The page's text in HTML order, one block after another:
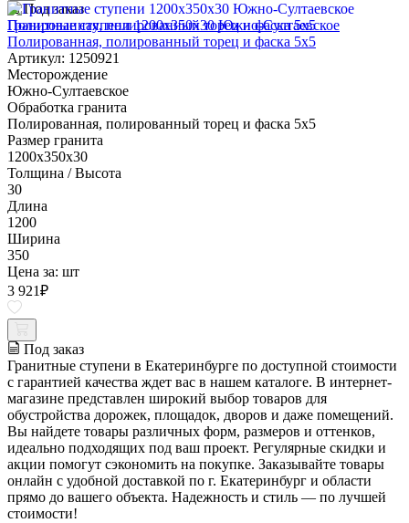
Под заказ
Гранитные ступени 1200x350x30 Южно-Султаевское
Полированная, полированный торец и фаска 5x5
Артикул: 1250921
Месторождение
Южно-Султаевское
Обработка гранита
Полированная, полированный торец и фаска 5x5
Размер гранита
1200x350x30
Толщина / Высота
30
Длина
1200
Ширина
350
Цена за: шт
3 921₽
Под заказ
Гранитные ступени в Екатеринбурге по доступной стоимости
с гарантией качества ждет вас в нашем каталоге. В интернет-
магазине представлен широкий выбор товаров для
обустройства дорожек, площадок, дворов и даже помещений.
Вы найдете товары различных форм, размеров и оттенков,
идеально подходящих под ваш проект. Регулярные скидки и
акции помогут сэкономить на покупке. Заказывайте товары
онлайн с удобной доставкой по г. Екатеринбург и области
прямо до вашего объекта. Надежность и стиль — по лучшей
стоимости!